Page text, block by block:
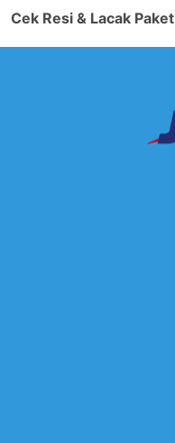
Cek Resi & Lacak Paket